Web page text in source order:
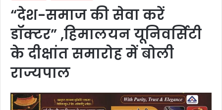
“देश-समाज की सेवा करें
डॉक्टर” ,हिमालयन यूनिवर्सिटी
के दीक्षांत समारोह में बोली
राज्यपाल